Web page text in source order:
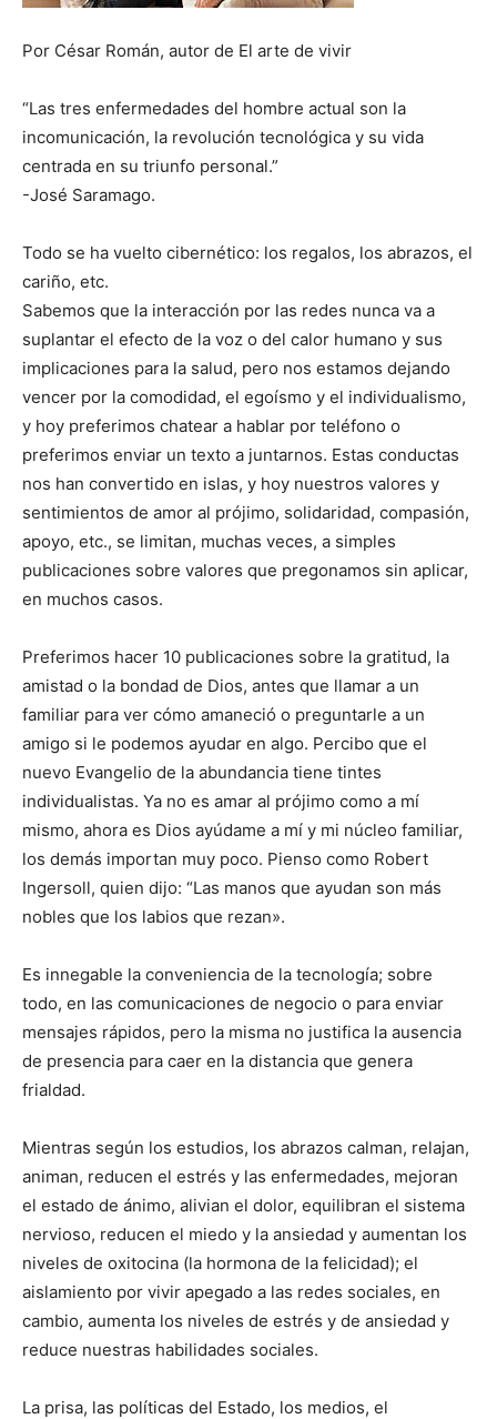
Por César Román, autor de El arte de vivir
“Las tres enfermedades del hombre actual son la
incomunicación, la revolución tecnológica y su vida
centrada en su triunfo personal.”
-José Saramago.
Todo se ha vuelto cibernético: los regalos, los abrazos, el
cariño, etc.
Sabemos que la interacción por las redes nunca va a
suplantar el efecto de la voz o del calor humano y sus
implicaciones para la salud, pero nos estamos dejando
vencer por la comodidad, el egoísmo y el individualismo,
y hoy preferimos chatear a hablar por teléfono o
preferimos enviar un texto a juntarnos. Estas conductas
nos han convertido en islas, y hoy nuestros valores y
sentimientos de amor al prójimo, solidaridad, compasión,
apoyo, etc., se limitan, muchas veces, a simples
publicaciones sobre valores que pregonamos sin aplicar,
en muchos casos.
Preferimos hacer 10 publicaciones sobre la gratitud, la
amistad o la bondad de Dios, antes que llamar a un
familiar para ver cómo amaneció o preguntarle a un
amigo si le podemos ayudar en algo. Percibo que el
nuevo Evangelio de la abundancia tiene tintes
individualistas. Ya no es amar al prójimo como a mí
mismo, ahora es Dios ayúdame a mí y mi núcleo familiar,
los demás importan muy poco. Pienso como Robert
Ingersoll, quien dijo: “Las manos que ayudan son más
nobles que los labios que rezan».
Es innegable la conveniencia de la tecnología; sobre
todo, en las comunicaciones de negocio o para enviar
mensajes rápidos, pero la misma no justifica la ausencia
de presencia para caer en la distancia que genera
frialdad.
Mientras según los estudios, los abrazos calman, relajan,
animan, reducen el estrés y las enfermedades, mejoran
el estado de ánimo, alivian el dolor, equilibran el sistema
nervioso, reducen el miedo y la ansiedad y aumentan los
niveles de oxitocina (la hormona de la felicidad); el
aislamiento por vivir apegado a las redes sociales, en
cambio, aumenta los niveles de estrés y de ansiedad y
reduce nuestras habilidades sociales.
La prisa, las políticas del Estado, los medios, el